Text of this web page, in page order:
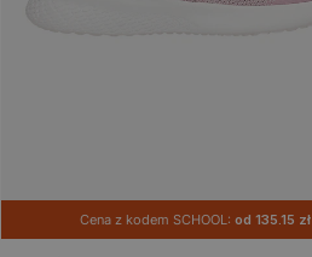
Cena z kodem SCHOOL: od 135.15 zł